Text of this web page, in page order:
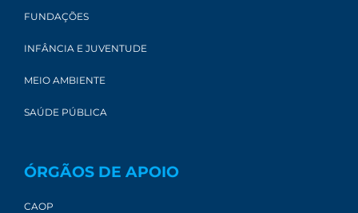
FUNDAÇÕES
INFÂNCIA E JUVENTUDE
MEIO AMBIENTE
SAÚDE PÚBLICA
ÓRGÃOS DE APOIO
CAOP